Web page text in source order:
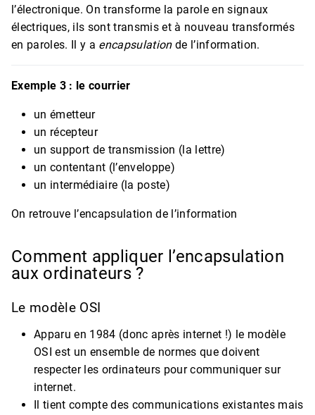
l’électronique. On transforme la parole en signaux
électriques, ils sont transmis et à nouveau transformés
en paroles. Il y a encapsulationde l’information.
Exemple 3 : le courrier
un émetteur
un récepteur
un support de transmission (la lettre)
un contentant (l’enveloppe)
un intermédiaire (la poste)
On retrouve l’encapsulation de l’information
Comment appliquer l’encapsulation
aux ordinateurs ?
Le modèle OSI
Apparu en 1984 (donc après internet !) le modèle
OSI est un ensemble de normes que doivent
respecter les ordinateurs pour communiquer sur
internet.
Il tient compte des communications existantes mais